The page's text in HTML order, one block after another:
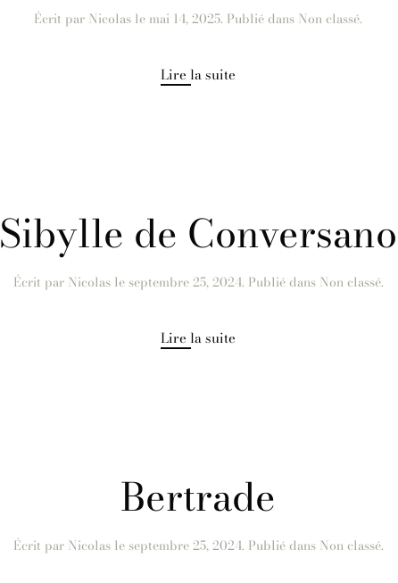
Écrit par Nicolas le mai 14, 2025. Publié dans Non classé.
Lire la suite
Sibylle de Conversano
Écrit par Nicolasleseptembre 25, 2024. Publié dans Non classé.
Lire la suite
Bertrade
Écrit par Nicolasleseptembre 25, 2024. Publié dans Non classé.